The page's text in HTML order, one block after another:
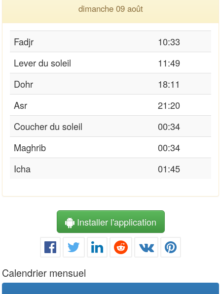
dimanche 09 août
Fadjr
10:33
Lever du soleil
11:49
Dohr
18:11
Asr
21:20
Coucher du soleil
00:34
Maghrib
00:34
Icha
01:45
Installer l'application
Calendrier mensuel